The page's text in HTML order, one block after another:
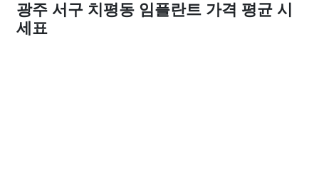
광주 서구 치평동 임플란트 가격 평균 시
세표